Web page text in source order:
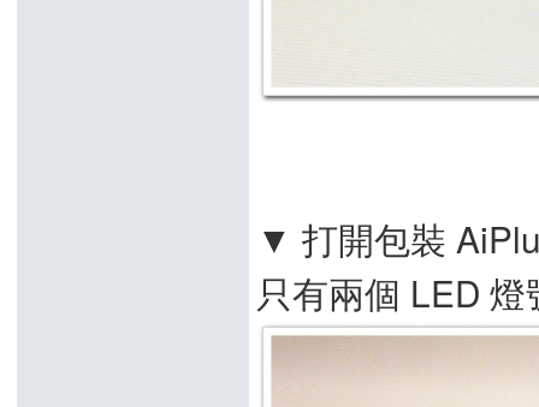
▼ 打開包裝
只有兩個 LED